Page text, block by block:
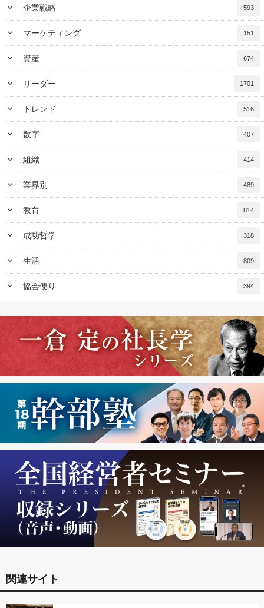
keyboard_arrow_down 企業戦略 593
keyboard_arrow_down マーケティング 151
keyboard_arrow_down 資産 674
keyboard_arrow_down リーダー 1701
keyboard_arrow_down トレンド 516
keyboard_arrow_down 数字 407
keyboard_arrow_down 組織 414
keyboard_arrow_down 業界別 489
keyboard_arrow_down 教育 814
keyboard_arrow_down 成功哲学 318
keyboard_arrow_down 生活 809
keyboard_arrow_down 協会便り 394
関連サイト